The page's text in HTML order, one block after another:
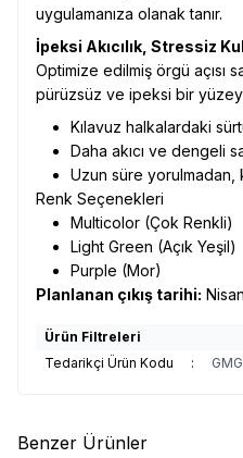
uygulamanıza olanak tanır.
İpeksi Akıcılık, Stressiz
Optimize edilmiş örgü açısı
pürüzsüz ve ipeksi bir
Kılavuz halkalardaki
Daha akıcı ve dengeli
Uzun süre yorulmadan,
Renk Seçenekleri
Multicolor (Çok Renkli)
Light Green (Açık Yeşil)
Purple (Mor)
Planlanan çıkış tarihi:
Ürün Filtreleri
Tedarikçi Ürün Kodu
:
Benzer Ürünler